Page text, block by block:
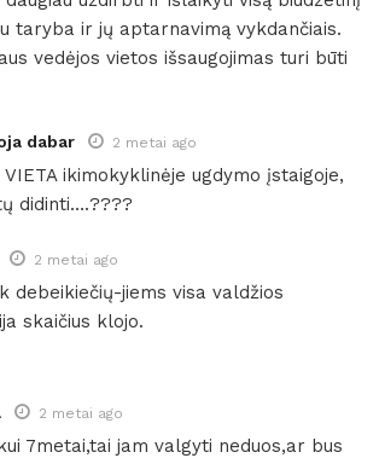
taryba ir jų aptarnavimą vykdančiais.
vedėjos vietos išsaugojimas turi būti
dabar 2 metai ago
ikimokyklinėje ugdymo įstaigoje,
didinti….????
2 metai ago
debeikiečių-jiems visa valdžios
skaičius klojo.
2 metai ago
7metai,tai jam valgyti neduos,ar bus